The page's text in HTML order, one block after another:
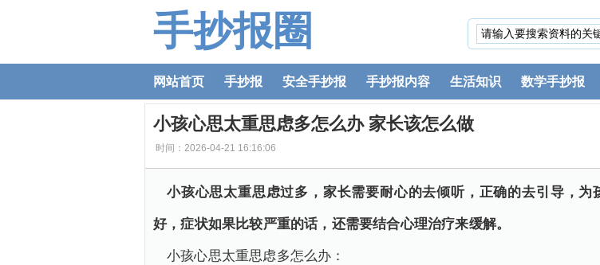
手抄报圈
网站首页 手抄报 安全手抄报 手抄报内容 生活知识 数学手抄报
小孩心思太重思虑多怎么办 家长该怎么做
时间：2026-04-21 16:16:06
小孩心思太重思虑过多，家长需要耐心的去倾听，正确的去引导，
好，症状如果比较严重的话，还需要结合心理治疗来缓解。
小孩心思太重思虑多怎么办：